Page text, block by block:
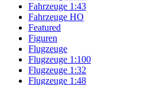
Fahrzeuge 1:43
Fahrzeuge HO
Featured
Figuren
Flugzeuge
Flugzeuge 1:100
Flugzeuge 1:32
Flugzeuge 1:48